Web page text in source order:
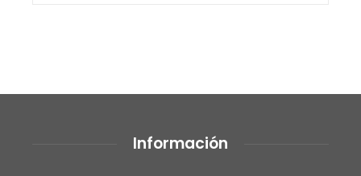
Información